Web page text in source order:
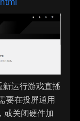
运行游戏直播
要在投屏通用
或关闭硬件加